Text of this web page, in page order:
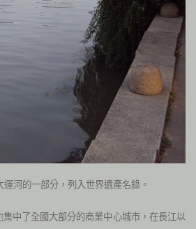
河的一部分，列入世界遺產名錄。
中了全國大部分的商業中心城市，在長江以